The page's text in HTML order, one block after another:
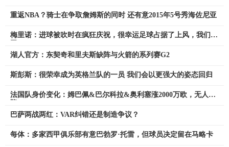
重返NBA？骑士在争取詹姆斯的同时 还有意2015年5号秀海佐尼亚
梅里诺：进球被吹时在疯狂庆祝，很幸运足球占据了上风，我们赢
湖人官方：东契奇和里夫斯缺阵与火箭的系列赛G2
斯彭斯：很荣幸成为英格兰队的一员 我们会以更强大的姿态回归
法国队身价变化：姆巴佩&巴尔科拉&奥利塞涨2000万欧，无人下
巴萨两战两红：VAR纠错还是制造争议？
每体：多家西甲俱乐部有意巴勃罗·托雷，但球员决定留在马略卡